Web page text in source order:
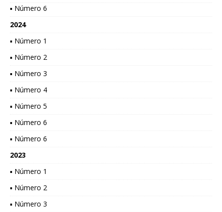
▪ Número 6
2024
▪ Número 1
▪ Número 2
▪ Número 3
▪ Número 4
▪ Número 5
▪ Número 6
▪ Número 6
2023
▪ Número 1
▪ Número 2
▪ Número 3